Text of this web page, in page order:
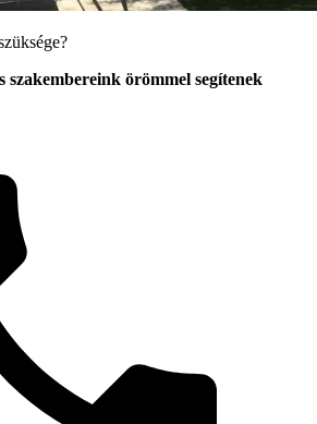
szakembereink örömmel segítenek